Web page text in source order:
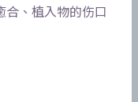
合、植入物的伤口